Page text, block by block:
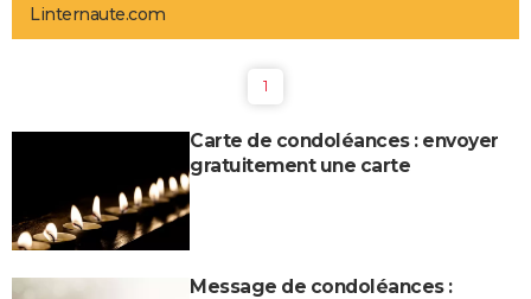
Art de vivre
Bien-être
Loisirs
Mode
Modes de vie
PHOTO
BONS PLANS
Linternaute.com
1
Carte de condoléances : envoyer
gratuitement une carte
Message de condoléances :